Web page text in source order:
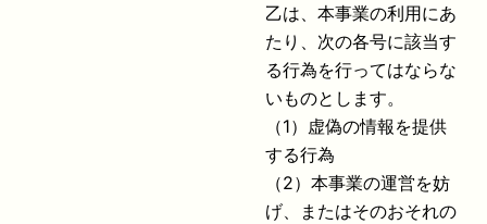
乙は、本事業の利用にあ
たり、次の各号に該当す
る行為を行ってはならな
いものとします。
（1）虚偽の情報を提供
する行為
（2）本事業の運営を妨
げ、またはそのおそれの